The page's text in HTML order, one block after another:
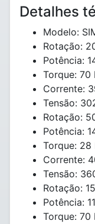
Detalhes
Modelo:
Rotação:
Potência:
Torque: 70
Corrente:
Tensão:
Rotação:
Potência:
Torque: 28
Corrente:
Tensão:
Rotação:
Potência:
Torque: 70